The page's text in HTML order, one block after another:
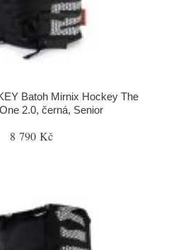
Batoh Mirnix Hockey The
2.0, černá, Senior
8 790 Kč